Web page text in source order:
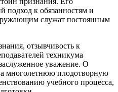
подход к обязанностям и
служат постоянным
отзывчивость к
техникума
уважение. О
многолетнюю плодотворную
учебного процесса,